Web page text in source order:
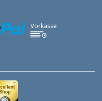
Vorkasse